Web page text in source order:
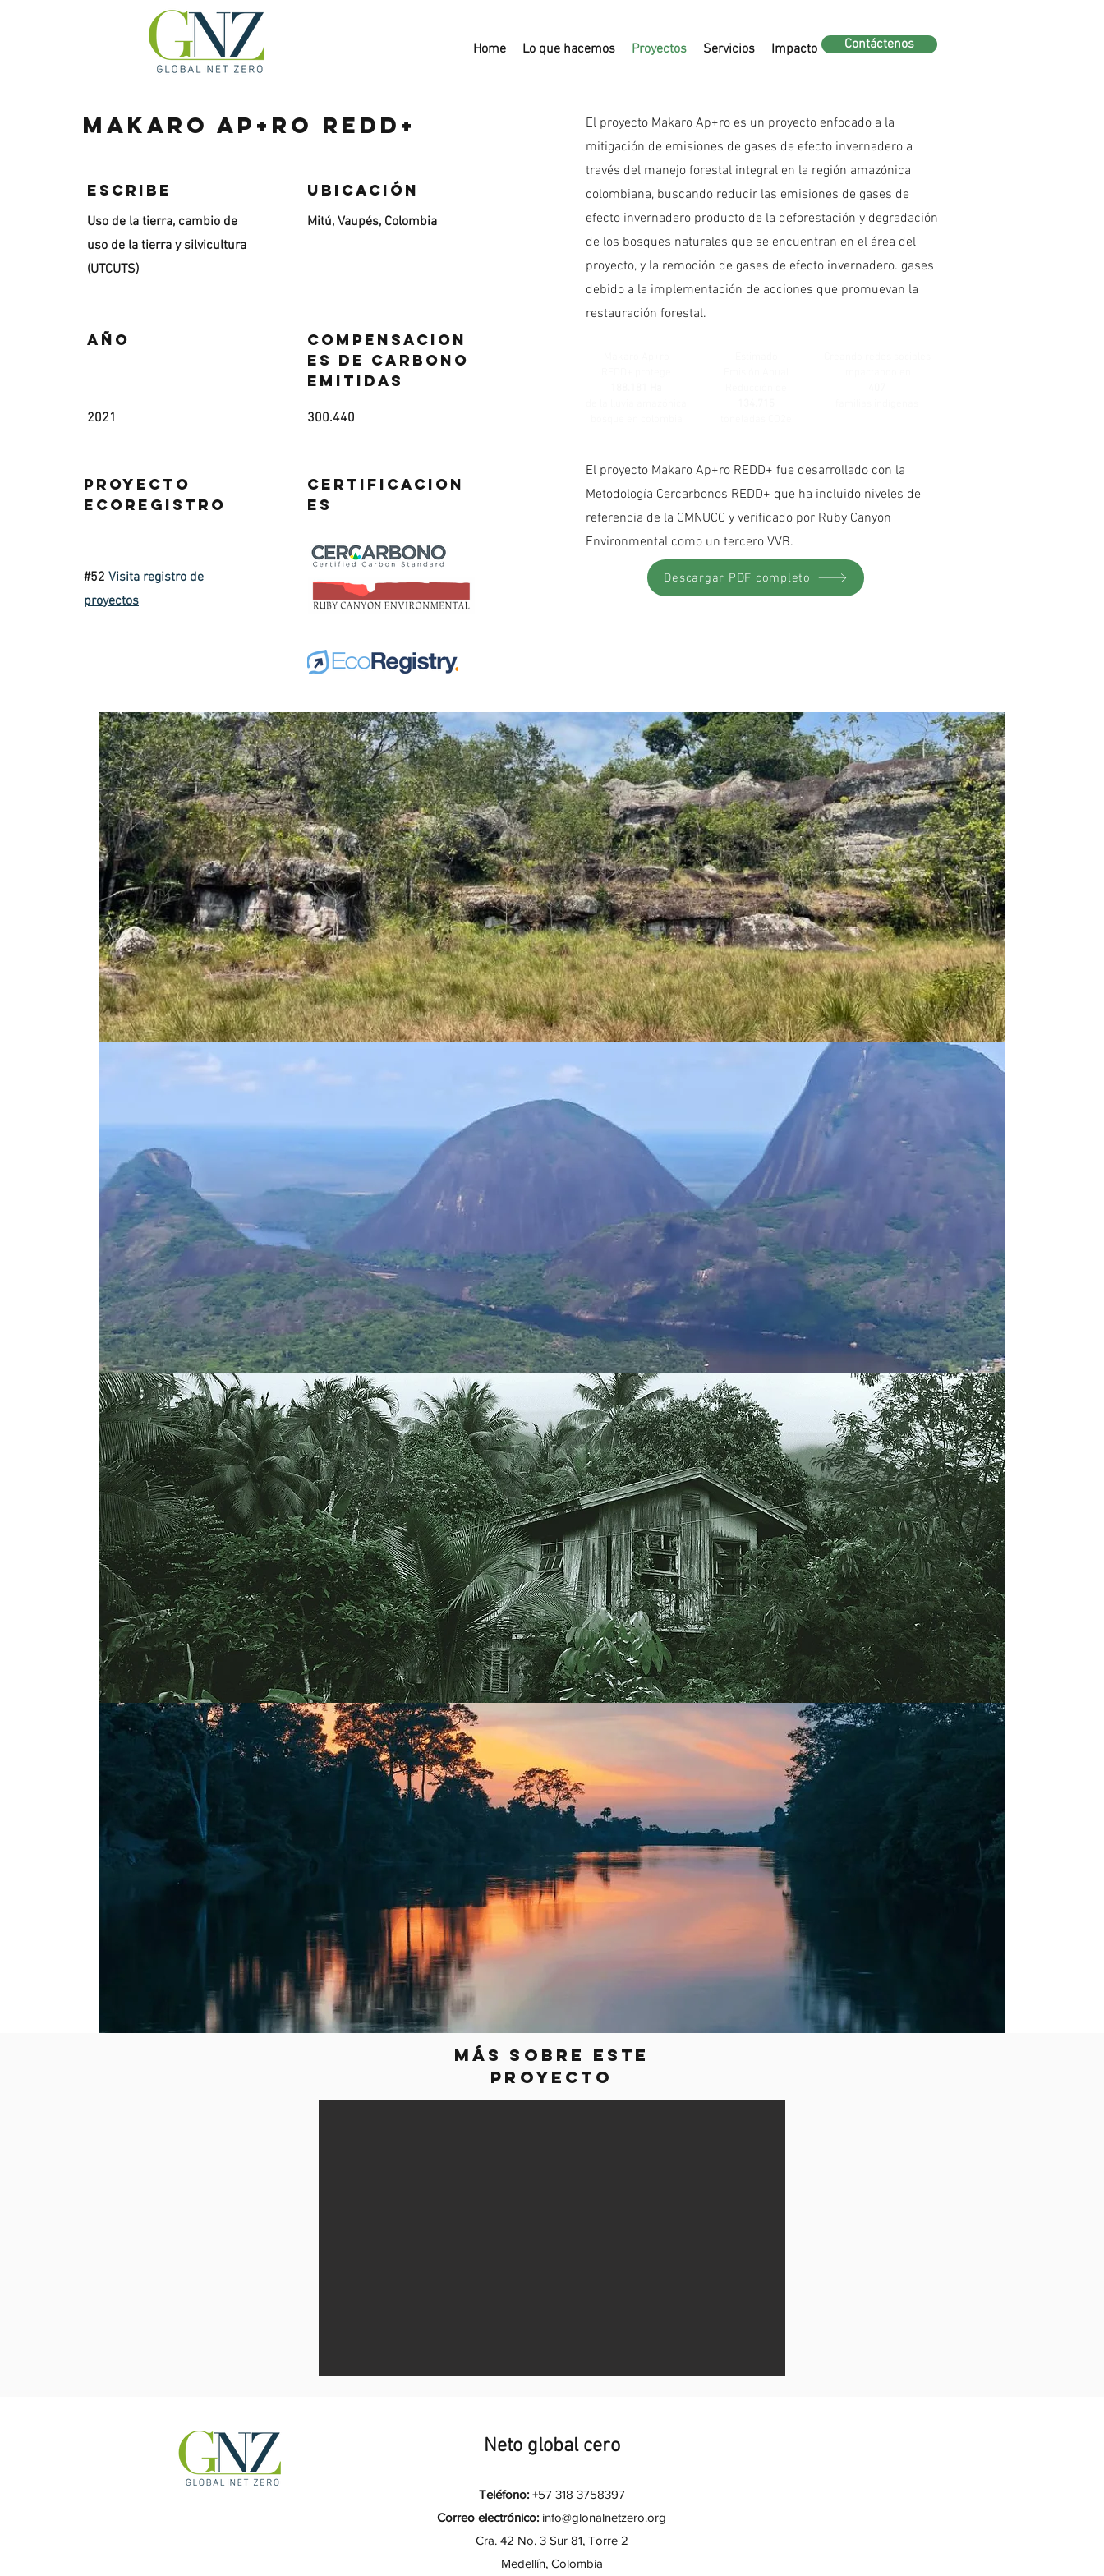
Home Lo que hacemos Proyectos Servicios Impacto Contáctenos
Makaro Ap+ro REDD+
escribe
Uso de la tierra, cambio de
uso de la tierra y silvicultura
(UTCUTS)
Ubicación
Mitú, Vaupés, Colombia
Año
2021
Proyecto
EcoRegistro
#52 Visita registro de
proyectos
Compensacion
es de carbono
emitidas
300.440
Certificacion
es
El proyecto Makaro Ap+ro es un proyecto enfocado a la
mitigación de emisiones de gases de efecto invernadero a
través del manejo forestal integral en la región amazónica
colombiana, buscando reducir las emisiones de gases de
efecto invernadero producto de la deforestación y degradación
de los bosques naturales que se encuentran en el área del
proyecto, y la remoción de gases de efecto invernadero. gases
debido a la implementación de acciones que promuevan la
restauración forestal.
El proyecto Makaro Ap+ro REDD+ fue desarrollado con la
Metodología Cercarbonos REDD+ que ha incluido niveles de
referencia de la CMNUCC y verificado por Ruby Canyon
Environmental como un tercero VVB.
Descargar PDF completo
Más sobre este
proyecto
Neto global cero
Teléfono:+57 318 3758397
Correo electrónico: info@glonalnetzero.org
Cra. 42 No. 3 Sur 81, Torre 2
Medellín, Colombia